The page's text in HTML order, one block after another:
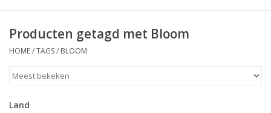
Bubbels & Vermout
Producten getagd met Bloom
HOME/TAGS/ BLOOM
Land